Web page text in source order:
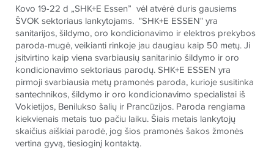
Kovo 19-22 d „SHK+E Essen” vėl atvėrė duris gausiems
ŠVOK sektoriaus lankytojams. "SHK+E ESSEN" yra
sanitarijos, šildymo, oro kondicionavimo ir elektros prekybos
paroda-mugė, veikianti rinkoje jau daugiau kaip 50 metų. Ji
įsitvirtino kaip viena svarbiausių sanitarinio šildymo ir oro
kondicionavimo sektoriaus parodų. SHK+E ESSEN yra
pirmoji svarbiausia metų pramonės paroda, kurioje susitinka
santechnikos, šildymo ir oro kondicionavimo specialistai iš
Vokietijos, Benilukso šalių ir Prancūzijos. Paroda rengiama
kiekvienais metais tuo pačiu laiku. Šiais metais lankytojų
skaičius aiškiai parodė, jog šios pramonės šakos žmonės
vertina gyvą, tiesioginį kontaktą.